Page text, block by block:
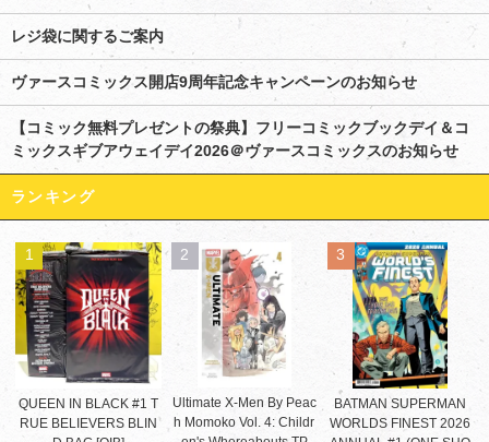
レジ袋に関するご案内
ヴァースコミックス開店9周年記念キャンペーンのお知らせ
【コミック無料プレゼントの祭典】フリーコミックブックデイ＆コ
ミックスギブアウェイデイ2026＠ヴァースコミックスのお知らせ
ランキング
1
QUEEN IN BLACK #1 T
RUE BELIEVERS BLIN
2
Ultimate X-Men By Peac
h Momoko Vol. 4: Childr
3
BATMAN SUPERMAN
WORLDS FINEST 2026